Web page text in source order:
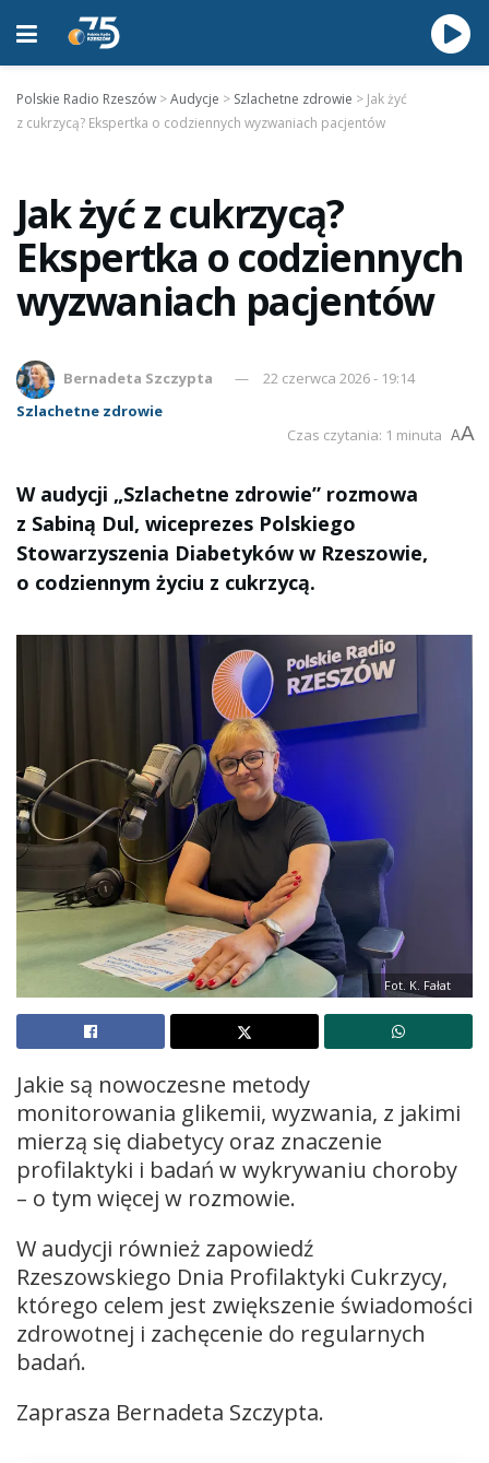
Polskie Radio Rzeszów >Audycje > Szlachetne zdrowie > Jak żyć
z cukrzycą? Ekspertka o codziennych wyzwaniach pacjentów
Jak żyć z cukrzycą?
Ekspertka o codziennych
wyzwaniach pacjentów
Bernadeta Szczypta
22 czerwca 2026 - 19:14
Szlachetne zdrowie
Czas czytania: 1 minuta AA
W audycji „Szlachetne zdrowie” rozmowa
z Sabiną Dul, wiceprezes Polskiego
Stowarzyszenia Diabetyków w Rzeszowie,
o codziennym życiu z cukrzycą.
Fot. K. Fałat
Jakie są nowoczesne metody
monitorowania glikemii, wyzwania, z jakimi
mierzą się diabetycy oraz znaczenie
profilaktyki i badań w wykrywaniu choroby
– o tym więcej w rozmowie.
W audycji również zapowiedź
Rzeszowskiego Dnia Profilaktyki Cukrzycy,
którego celem jest zwiększenie świadomości
zdrowotnej i zachęcenie do regularnych
badań.
Zaprasza Bernadeta Szczypta.